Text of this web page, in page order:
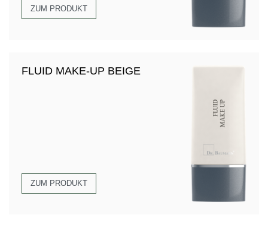
ZUM PRODUKT
FLUID MAKE-UP BEIGE
ZUM PRODUKT